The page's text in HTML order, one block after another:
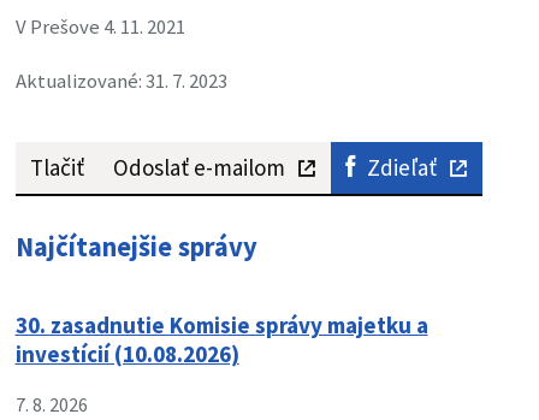
V Prešove 4. 11. 2021
Aktualizované: 31. 7. 2023
Tlačiť Odoslať e-mailom Zdieľať
Najčítanejšie správy
30. zasadnutie Komisie správy majetku a
investícií (10.08.2026)
7. 8. 2026